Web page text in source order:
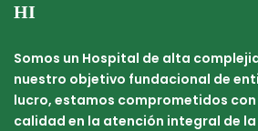
HI
Somos un Hospital de alta
nuestro objetivo fundacional de
lucro, estamos comprometidos
calidad en la atención integral de la